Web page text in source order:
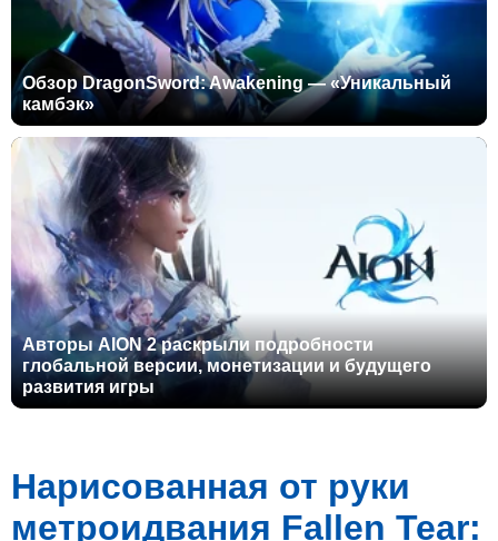
Обзор DragonSword: Awakening — «Уникальный
камбэк»
Авторы AION 2 раскрыли подробности
глобальной версии, монетизации и будущего
развития игры
Нарисованная от руки
метроидвания Fallen Tear: